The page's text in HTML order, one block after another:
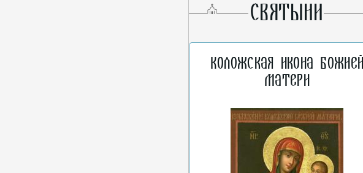
СВЯТЫНИ
Коложская икона
Матери